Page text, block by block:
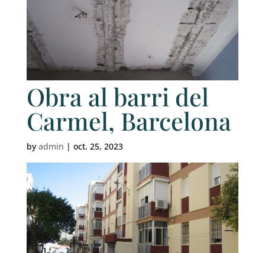
Obra al barri del
Carmel, Barcelona
by admin | oct. 25, 2023